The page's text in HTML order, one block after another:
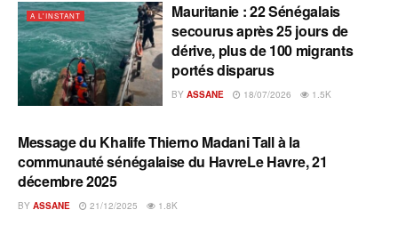
A L'INSTANT
Mauritanie : 22 Sénégalais
secourus après 25 jours de
dérive, plus de 100 migrants
portés disparus
BY ASSANE 18/07/2026 1.5K
A L'INSTANT
Message du Khalife Thierno Madani Tall à la
communauté sénégalaise du HavreLe Havre, 21
décembre 2025
BY ASSANE 21/12/2025 1.8K